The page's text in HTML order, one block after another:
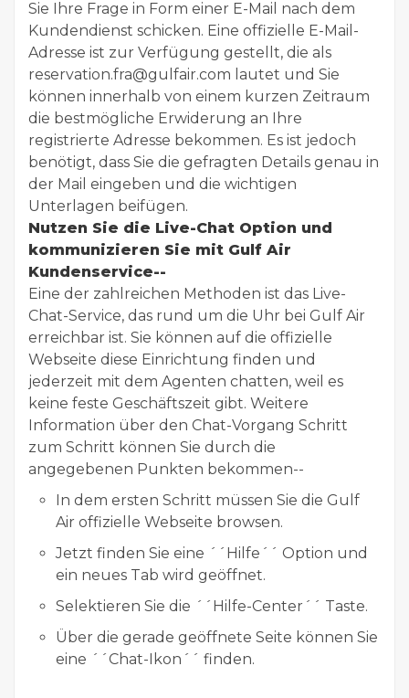
Sie Ihre Frage in Form einer E-Mail nach dem
Kundendienst schicken. Eine offizielle E-Mail-
Adresse ist zur Verfügung gestellt, die als
reservation.fra@gulfair.com lautet und Sie
können innerhalb von einem kurzen Zeitraum
die bestmögliche Erwiderung an Ihre
registrierte Adresse bekommen. Es ist jedoch
benötigt, dass Sie die gefragten Details genau in
der Mail eingeben und die wichtigen
Unterlagen beifügen.
Nutzen Sie die Live-Chat Option und
kommunizieren Sie mit Gulf Air
Kundenservice--
Eine der zahlreichen Methoden ist das Live-
Chat-Service, das rund um die Uhr bei Gulf Air
erreichbar ist. Sie können auf die offizielle
Webseite diese Einrichtung finden und
jederzeit mit dem Agenten chatten, weil es
keine feste Geschäftszeit gibt. Weitere
Information über den Chat-Vorgang Schritt
zum Schritt können Sie durch die
angegebenen Punkten bekommen--
In dem ersten Schritt müssen Sie die Gulf
Air offizielle Webseite browsen.
Jetzt finden Sie eine ´´Hilfe´´ Option und
ein neues Tab wird geöffnet.
Selektieren Sie die ´´Hilfe-Center´´ Taste.
Über die gerade geöffnete Seite können Sie
eine ´´Chat-Ikon´´ finden.